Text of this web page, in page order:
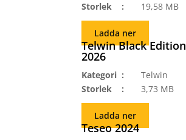
Storlek
19,58 MB
Ladda ner
Telwin Black Edition
2026
Kategori
Telwin
Storlek
3,73 MB
Ladda ner
Teseo 2024